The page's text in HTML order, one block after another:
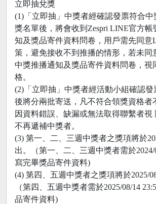
立即抽兌獎
(1)「立即抽」中獎者經確認發票符合
獎名單後，將會收到Zespri LINE官方帳
知及獎品寄件資料問卷，用戶需先同意
策，避免接收不到推播的情形，若未同
中獎推播通知及獎品寄件資料問卷，視
格。
(2)「立即抽」中獎者經活動小組確認發
後將分兩批寄送，凡不符合領獎資格者
因資料錯誤、缺漏或無法取得聯繫者視
不再遞補中獎者。
(3) 第一、二、三週中獎者之獎項將於
出。（第一、二、三週中獎者需於2024/
寫完畢獎品寄件資料)
(4) 第四、五週中獎者之獎項將於2025/
（第四、五週中獎者需於2025/08/14
品寄件資料)